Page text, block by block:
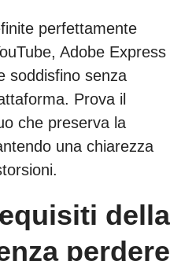
perfettamente
Adobe Express
soddisfino senza
Prova il
che preserva la
una chiarezza
della
perdere